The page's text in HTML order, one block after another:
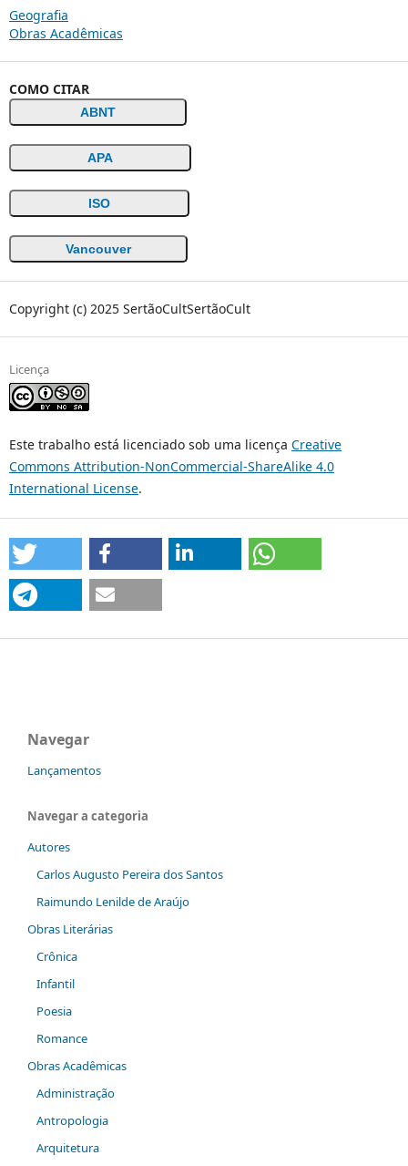
Geografia
Obras Acadêmicas
COMO CITAR
ABNT
APA
ISO
Vancouver
Copyright (c) 2025 SertãoCultSertãoCult
Licença
Este trabalho está licenciado sob uma licença Creative
Commons Attribution-NonCommercial-ShareAlike 4.0
International License.
Navegar
Lançamentos
Navegar a categoria
Autores
Carlos Augusto Pereira dos Santos
Raimundo Lenilde de Araújo
Obras Literárias
Crônica
Infantil
Poesia
Romance
Obras Acadêmicas
Administração
Antropologia
Arquitetura